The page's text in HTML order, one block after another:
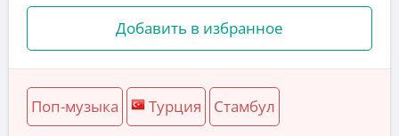
Добавить в избранное
Поп-музыка Турция Стамбул